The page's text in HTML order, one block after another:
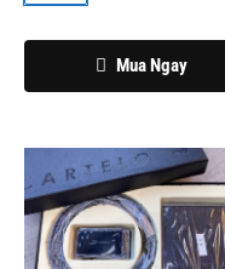
Mua Ngay
trang